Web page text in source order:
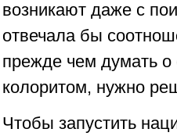
возникают даже с
отвечала бы
прежде чем думать
колоритом, нужно
Чтобы запустить